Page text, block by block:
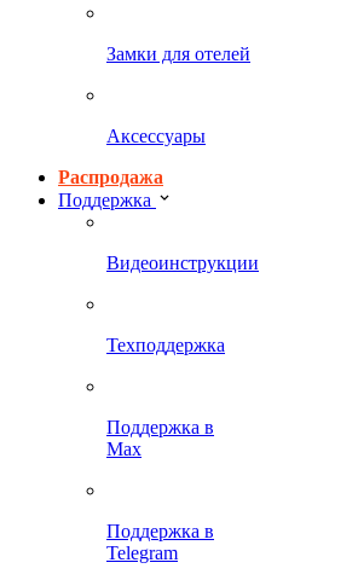
Замки для отелей
Аксессуары
Распродажа
Поддержка
Видеоинструкции
Техподдержка
Поддержка в
Max
Поддержка в
Telegram